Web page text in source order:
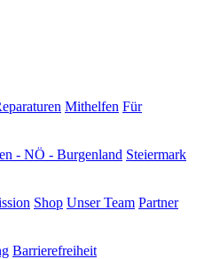
Mithelfen Für
- NÖ - Burgenland Steiermark
Shop Unser Team Partner
Barrierefreiheit